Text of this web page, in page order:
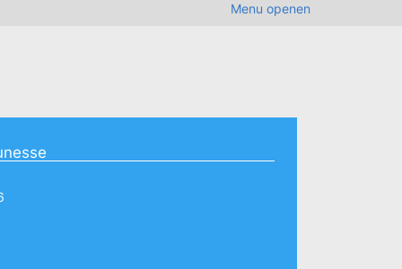
Menu openen